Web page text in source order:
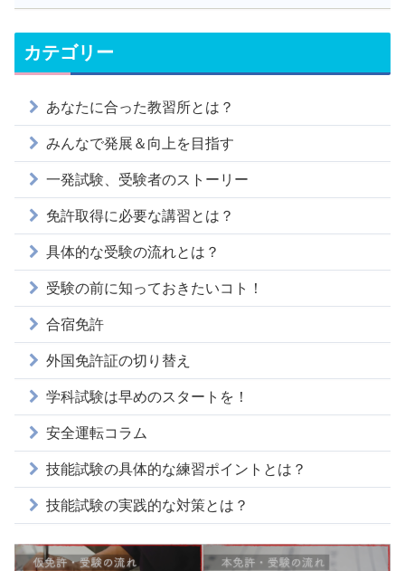
カテゴリー
あなたに合った教習所とは？
みんなで発展＆向上を目指す
一発試験、受験者のストーリー
免許取得に必要な講習とは？
具体的な受験の流れとは？
受験の前に知っておきたいコト！
合宿免許
外国免許証の切り替え
学科試験は早めのスタートを！
安全運転コラム
技能試験の具体的な練習ポイントとは？
技能試験の実践的な対策とは？